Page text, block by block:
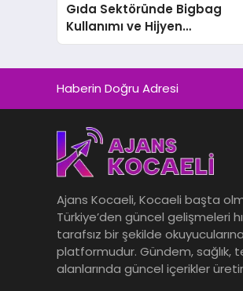
Gıda Sektöründe Bigbag
Kullanımı ve Hijyen
Gereklilikleri
Haberin Doğru Adresi
Ajans Kocaeli, Kocaeli başta
Türkiye’den güncel gelişmeleri
tarafsız bir şekilde
platformudur. Gündem, sağlık,
alanlarında güncel içerikler